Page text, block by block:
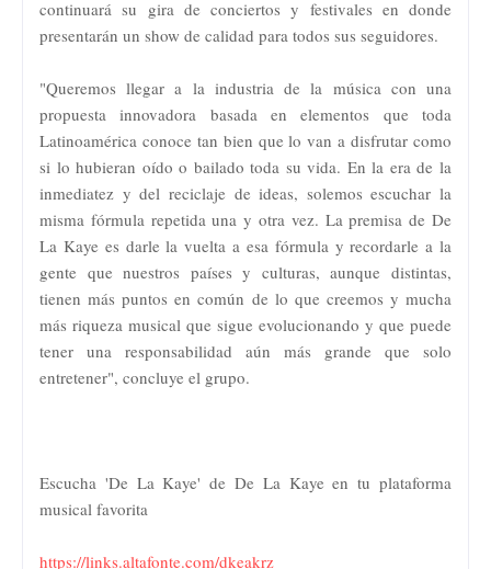
continuará su gira de conciertos y festivales en donde
presentarán un show de calidad para todos sus seguidores.
"Queremos llegar a la industria de la música con una
propuesta innovadora basada en elementos que toda
Latinoamérica conoce tan bien que lo van a disfrutar como
si lo hubieran oído o bailado toda su vida. En la era de la
inmediatez y del reciclaje de ideas, solemos escuchar la
misma fórmula repetida una y otra vez. La premisa de De
La Kaye es darle la vuelta a esa fórmula y recordarle a la
gente que nuestros países y culturas, aunque distintas,
tienen más puntos en común de lo que creemos y mucha
más riqueza musical que sigue evolucionando y que puede
tener una responsabilidad aún más grande que solo
entretener", concluye el grupo.
Escucha 'De La Kaye' de De La Kaye en tu plataforma
musical favorita
https://links.altafonte.com/dkeakrz